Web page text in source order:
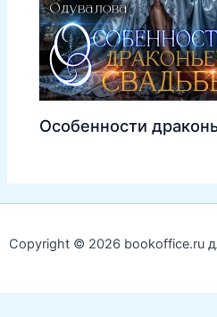
Особенности
Copyright © 2026 bookoffice.ru